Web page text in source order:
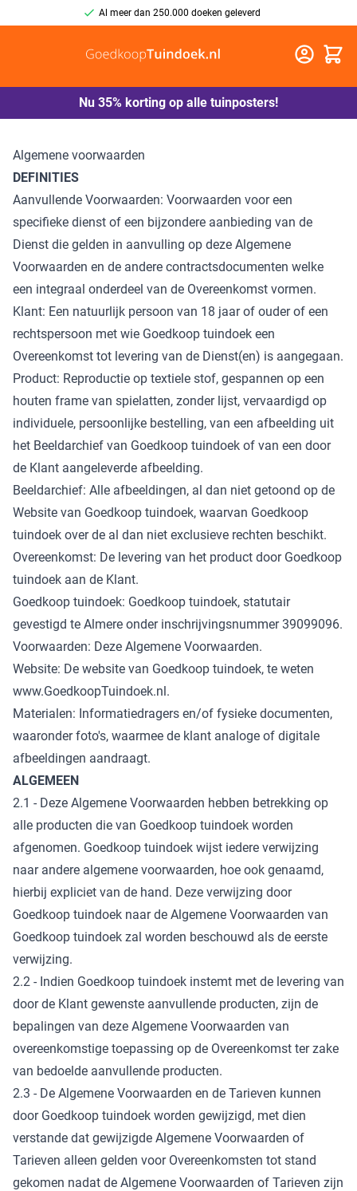
Al meer dan 250.000 doeken geleverd
Nu 35% korting op alle tuinposters!
Algemene voorwaarden
DEFINITIES
Aanvullende Voorwaarden: Voorwaarden voor een
specifieke dienst of een bijzondere aanbieding van de
Dienst die gelden in aanvulling op deze Algemene
Voorwaarden en de andere contractsdocumenten welke
een integraal onderdeel van de Overeenkomst vormen.
Klant: Een natuurlijk persoon van 18 jaar of ouder of een
rechtspersoon met wie Goedkoop tuindoek een
Overeenkomst tot levering van de Dienst(en) is aangegaan.
Product: Reproductie op textiele stof, gespannen op een
houten frame van spielatten, zonder lijst, vervaardigd op
individuele, persoonlijke bestelling, van een afbeelding uit
het Beeldarchief van Goedkoop tuindoek of van een door
de Klant aangeleverde afbeelding.
Beeldarchief: Alle afbeeldingen, al dan niet getoond op de
Website van Goedkoop tuindoek, waarvan Goedkoop
tuindoek over de al dan niet exclusieve rechten beschikt.
Overeenkomst: De levering van het product door Goedkoop
tuindoek aan de Klant.
Goedkoop tuindoek: Goedkoop tuindoek, statutair
gevestigd te Almere onder inschrijvingsnummer 39099096.
Voorwaarden: Deze Algemene Voorwaarden.
Website: De website van Goedkoop tuindoek, te weten
www.GoedkoopTuindoek.nl.
Materialen: Informatiedragers en/of fysieke documenten,
waaronder foto's, waarmee de klant analoge of digitale
afbeeldingen aandraagt.
ALGEMEEN
2.1 - Deze Algemene Voorwaarden hebben betrekking op
alle producten die van Goedkoop tuindoek worden
afgenomen. Goedkoop tuindoek wijst iedere verwijzing
naar andere algemene voorwaarden, hoe ook genaamd,
hierbij expliciet van de hand. Deze verwijzing door
Goedkoop tuindoek naar de Algemene Voorwaarden van
Goedkoop tuindoek zal worden beschouwd als de eerste
verwijzing.
2.2 - Indien Goedkoop tuindoek instemt met de levering van
door de Klant gewenste aanvullende producten, zijn de
bepalingen van deze Algemene Voorwaarden van
overeenkomstige toepassing op de Overeenkomst ter zake
van bedoelde aanvullende producten.
2.3 - De Algemene Voorwaarden en de Tarieven kunnen
door Goedkoop tuindoek worden gewijzigd, met dien
verstande dat gewijzigde Algemene Voorwaarden of
Tarieven alleen gelden voor Overeenkomsten tot stand
gekomen nadat de Algemene Voorwaarden of Tarieven zijn